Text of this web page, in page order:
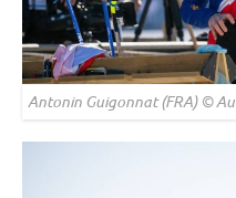
Antonin Guigonnat (FRA) ©